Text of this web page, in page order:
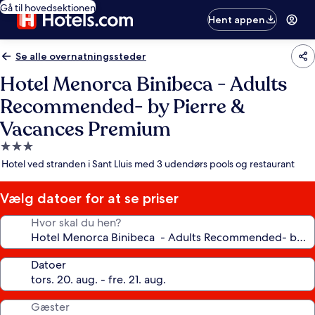
Gå til hovedsektionen
Hent appen
Se alle overnatningssteder
Hotel Menorca Binibeca - Adults
Recommended- by Pierre &
Vacances Premium
3.0-
stjernet
Hotel ved stranden i Sant Lluis med 3 udendørs pools og restaurant
Vælg datoer for at se priser
Hvor skal du hen?
Datoer
Gæster